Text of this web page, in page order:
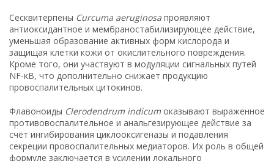
Сесквитерпены Curcuma aeruginosa проявляют
антиоксидантное и мембраностабилизирующее действие,
уменьшая образование активных форм кислорода и
защищая клетки кожи от окислительного повреждения.
Кроме того, они участвуют в модуляции сигнальных путей
NF-κB, что дополнительно снижает продукцию
провоспалительных цитокинов.
Флавоноиды Clerodendrum indicum оказывают выраженное
противовоспалительное и анальгезирующее действие за
счёт ингибирования циклооксигеназы и подавления
секреции провоспалительных медиаторов. Их роль в общей
формуле заключается в усилении локального